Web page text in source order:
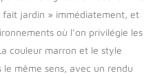
fait jardin » immédiatement, et
où l’on privilégie les
couleur marron et le style
même sens, avec un rendu